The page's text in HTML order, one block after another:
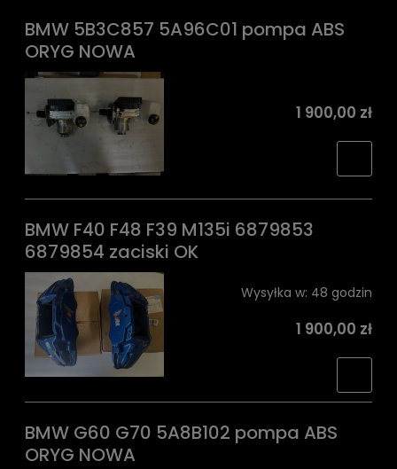
BMW 5B3C857 5A96C01 pompa ABS
ORYG NOWA
1 900,00 zł
BMW F40 F48 F39 M135i 6879853
6879854 zaciski OK
Wysyłka w: 48 godzin
1 900,00 zł
BMW G60 G70 5A8B102 pompa ABS
ORYG NOWA